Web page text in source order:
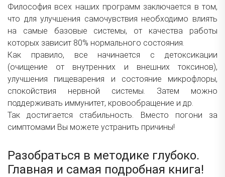
Философия всех наших программ заключается в том,
что для улучшения самочувствия необходимо влиять
на самые базовые системы, от качества работы
которых зависит 80% нормального состояния.
Как правило, все начинается с детоксикации
(очищение от внутренних и внешних токсинов),
улучшения пищеварения и состояние микрофлоры,
спокойствия нервной системы. Затем можно
поддерживать иммунитет, кровообращение и др.
Так достигается стабильность. Вместо погони за
симптомами Вы можете устранить причины!
Разобраться в методике глубоко.
Главная и самая подробная книга!